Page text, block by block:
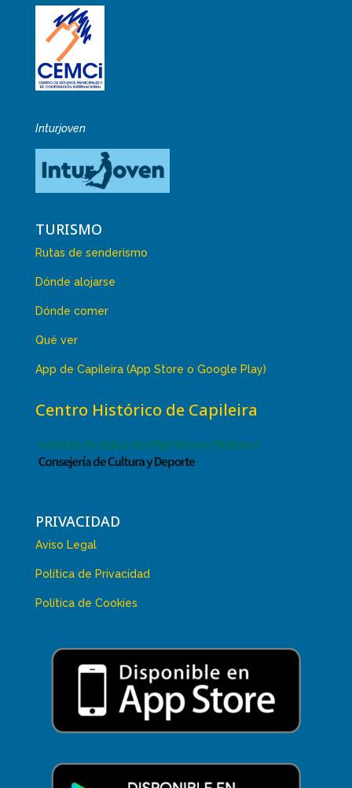
Inturjoven
TURISMO
Rutas de senderismo
Dónde alojarse
Dónde comer
Qué ver
App de Capileira (App Store o Google Play)
Centro Histórico de Capileira
PRIVACIDAD
Aviso Legal
Política de Privacidad
Política de Cookies